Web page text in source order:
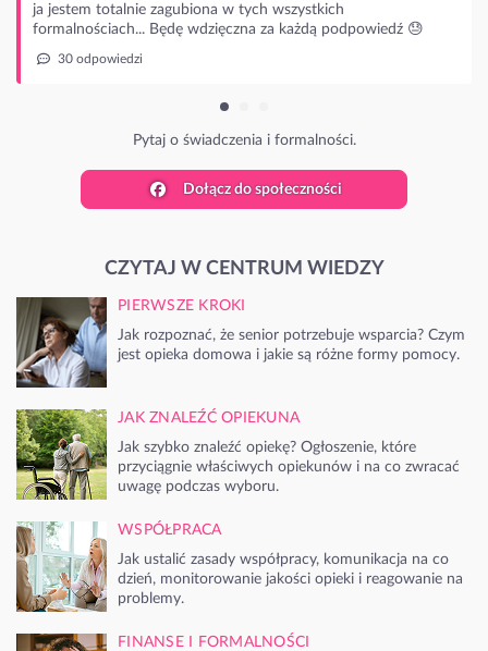
totalnie zagubiona w tych wszystkich
Będę wdzięczna za każdą podpowiedź 😓
Pytaj o świadczenia i formalności.
Dołącz do społeczności
CZYTAJ W CENTRUM WIEDZY
PIERWSZE KROKI
Jak rozpoznać, że senior potrzebuje wsparcia? Czym
jest opieka domowa i jakie są różne formy pomocy.
JAK ZNALEŹĆ OPIEKUNA
Jak szybko znaleźć opiekę? Ogłoszenie, które
przyciągnie właściwych opiekunów i na co zwracać
uwagę podczas wyboru.
WSPÓŁPRACA
Jak ustalić zasady współpracy, komunikacja na co
dzień, monitorowanie jakości opieki i reagowanie na
problemy.
FINANSE I FORMALNOŚCI